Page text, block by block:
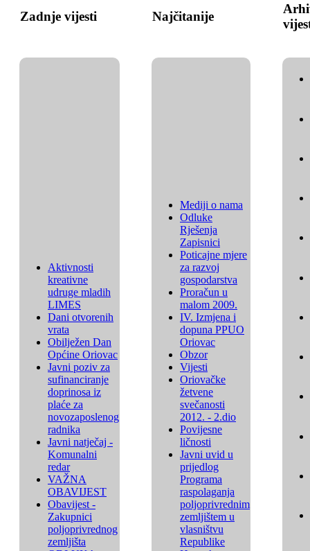
Zadnje vijesti Najčitanije
Aktivnosti
kreativne
udruge mladih
LIMES
Dani otvorenih
vrata
Obilježen Dan
Općine Oriovac
Javni poziv za
sufinanciranje
doprinosa iz
plaće za
novozaposlenog
radnika
Javni natječaj -
Komunalni
redar
VAŽNA
OBAVIJEST
Obavijest -
Zakupnici
poljoprivrednog
zemljišta
Mediji o nama
Odluke
Rješenja
Zapisnici
Poticajne mjere
za razvoj
gospodarstva
Proračun u
malom 2009.
IV. Izmjena i
dopuna PPUO
Oriovac
Obzor
Vijesti
Oriovačke
žetvene
svečanosti
2012. - 2.dio
Povijesne
ličnosti
Javni uvid u
prijedlog
Programa
raspolaganja
poljoprivrednim
zemljištem u
vlasništvu
Republike